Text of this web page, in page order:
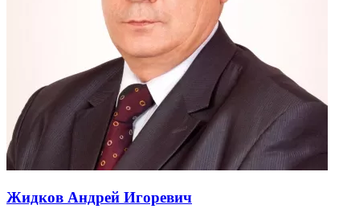
Жидков Андрей Игоревич